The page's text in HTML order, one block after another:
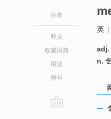
目录
释义
权威词典
用法
例句
英
adj.
n.